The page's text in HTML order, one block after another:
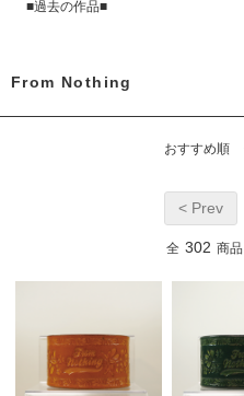
■過去の作品■
From Nothing
おすすめ順
< Prev
全 302 商品